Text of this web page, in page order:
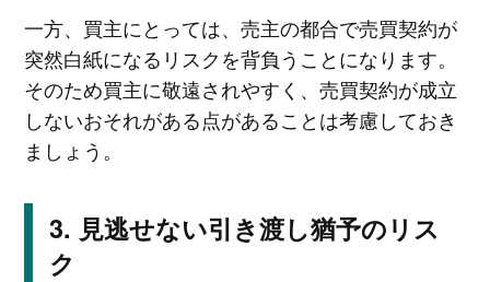
一方、買主にとっては、売主の都合で売買契約が
突然白紙になるリスクを背負うことになります。
そのため買主に敬遠されやすく、売買契約が成立
しないおそれがある点があることは考慮しておき
ましょう。
見逃せない引き渡し猶予のリス
ク